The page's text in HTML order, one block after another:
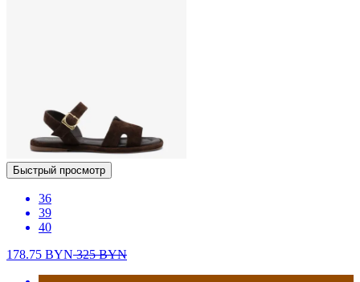
Быстрый просмотр
36
39
40
178.75 BYN325BYN